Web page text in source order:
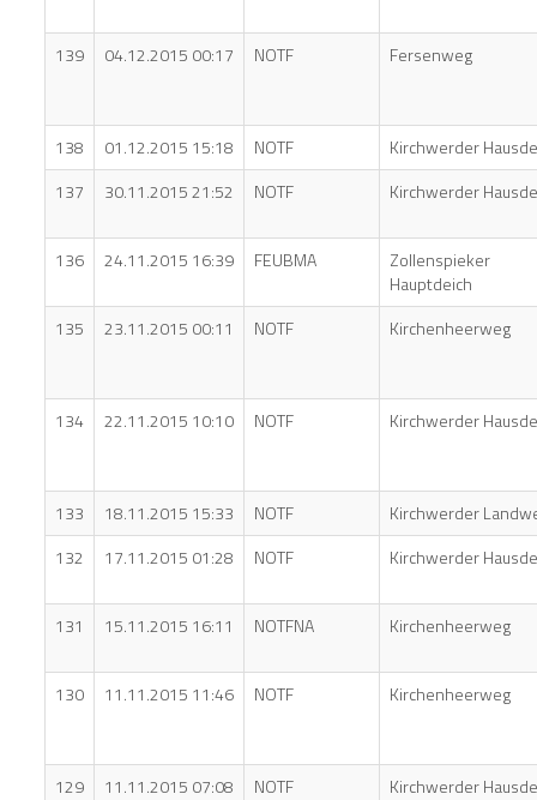
139 04.12.2015 00:17 NOTF Fersenweg
138 01.12.2015 15:18 NOTF
Kirchwerder
137
30.11.2015 21:52 NOTF Kirchwerder
136 24.11.2015 16:39 FEUBMA
Zollenspieker
Hauptdeich
135
23.11.2015 00:11 NOTF Kirchenheerweg
134 22.11.2015 10:10 NOTF Kirchwerder
133 18.11.2015 15:33 NOTF
Kirchwerder
132
17.11.2015 01:28 NOTF Kirchwerder
131 15.11.2015 16:11 NOTFNA Kirchenheerweg
130 11.11.2015 11:46 NOTF Kirchenheerweg
129 11.11.2015 07:08 NOTF Kirchwerder